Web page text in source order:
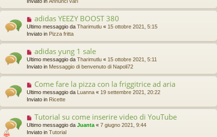
o
s
s
g
g
o
m
e
s
s
g
g
o
N
u
o
m
e
s
s
a
g
g
o
adidas YEEZY BOOST 380
Ultimo messaggio da Tharimutlu « 15 ottobre 2021, 5:15
Inviato in Pizza fritta
N
u
o
m
e
s
s
a
g
g
adidas yung 1 sale
Ultimo messaggio da Tharimutlu « 15 ottobre 2021, 5:11
Inviato in Messaggio di benvenuto di Napoli72
N
u
o
m
e
s
Come fare la pizza con la friggitrice ad aria
Ultimo messaggio da Luanna « 19 settembre 2021, 20:22
Inviato in Ricette
N
u
o
Tutorial su come inserire video di YouTube
Ultimo messaggio da Juanta « 7 giugno 2021, 9:44
Inviato in Tutorial